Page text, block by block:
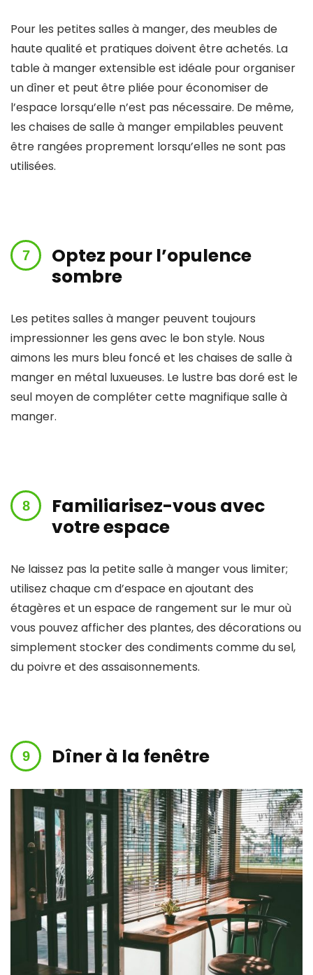
Pour les petites salles à manger, des meubles de
haute qualité et pratiques doivent être achetés. La
table à manger extensible est idéale pour organiser
un dîner et peut être pliée pour économiser de
l’espace lorsqu’elle n’est pas nécessaire. De même,
les chaises de salle à manger empilables peuvent
être rangées proprement lorsqu’elles ne sont pas
utilisées.
Optez pour l’opulence
sombre
Les petites salles à manger peuvent toujours
impressionner les gens avec le bon style. Nous
aimons les murs bleu foncé et les chaises de salle à
manger en métal luxueuses. Le lustre bas doré est le
seul moyen de compléter cette magnifique salle à
manger.
Familiarisez-vous avec
votre espace
Ne laissez pas la petite salle à manger vous limiter;
utilisez chaque cm d’espace en ajoutant des
étagères et un espace de rangement sur le mur où
vous pouvez afficher des plantes, des décorations ou
simplement stocker des condiments comme du sel,
du poivre et des assaisonnements.
Dîner à la fenêtre